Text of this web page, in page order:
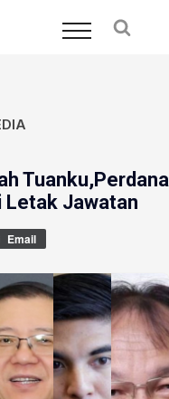
Tuanku,Perdana
Letak Jawatan
Email